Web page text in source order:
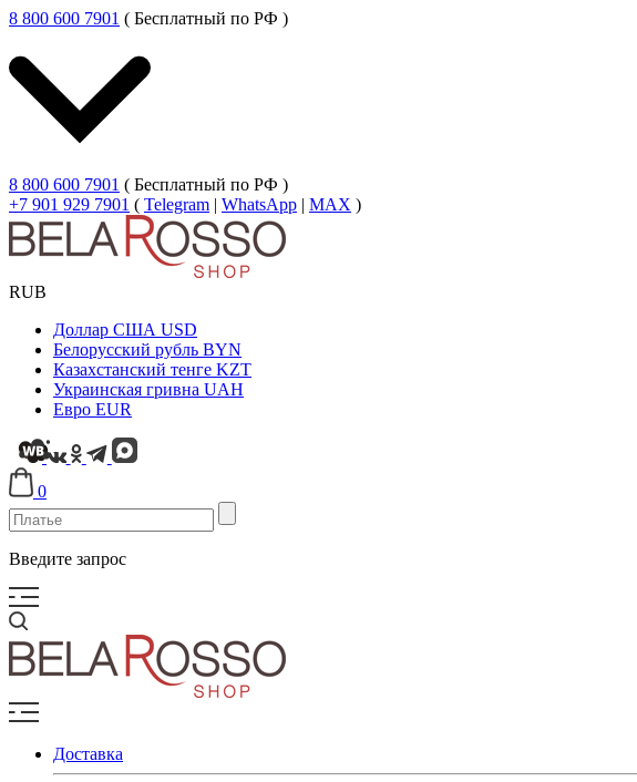
8 800 600 7901 ( Бесплатный по РФ )
8 800 600 7901 ( Бесплатный по РФ )
+7 901 929 7901 ( Telegram | WhatsApp | MAX )
RUB
Доллар США USD
Белорусский рубль BYN
Казахстанский тенге KZT
Украинская гривна UAH
Евро EUR
0
Введите запрос
Доставка